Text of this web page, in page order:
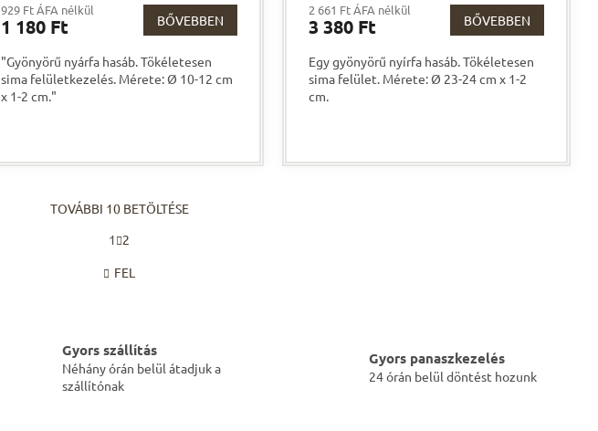
929 Ft ÁFA nélkül
1 180 Ft BŐVEBBEN
"Gyönyörű nyárfa hasáb. Tökéletesen
sima felületkezelés. Mérete: Ø 10-12 cm
x 1-2 cm."
2 661 Ft ÁFA nélkül
3 380 Ft BŐVEBBEN
Egy gyönyörű nyírfa hasáb. Tökéletesen
sima felület. Mérete: Ø 23-24 cm x 1-2
cm.
L
i
s
r
á
n
TOVÁBBI 10 BETÖLTÉSE
a
o
1 2
FEL
Gyors szállítás
Néhány órán belül átadjuk a
szállítónak
Gyors panaszkezelés
24 órán belül döntést hozunk